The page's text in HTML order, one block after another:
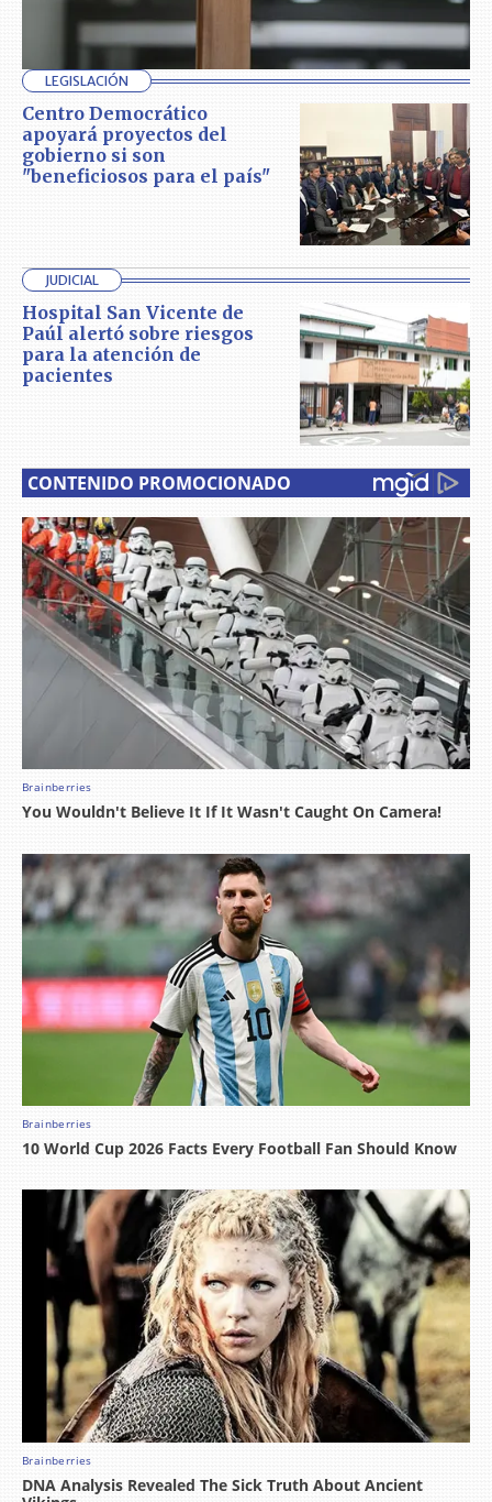
LEGISLACIÓN
Centro Democrático
apoyará proyectos del
gobierno si son
"beneficiosos para el país"
JUDICIAL
Hospital San Vicente de
Paúl alertó sobre riesgos
para la atención de
pacientes